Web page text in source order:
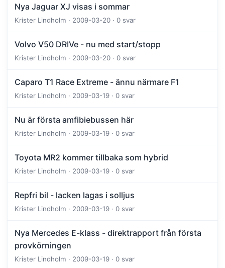
Nya Jaguar XJ visas i sommar
Krister Lindholm · 2009-03-20 · 0 svar
Volvo V50 DRIVe - nu med start/stopp
Krister Lindholm · 2009-03-20 · 0 svar
Caparo T1 Race Extreme - ännu närmare F1
Krister Lindholm · 2009-03-19 · 0 svar
Nu är första amfibiebussen här
Krister Lindholm · 2009-03-19 · 0 svar
Toyota MR2 kommer tillbaka som hybrid
Krister Lindholm · 2009-03-19 · 0 svar
Repfri bil - lacken lagas i solljus
Krister Lindholm · 2009-03-19 · 0 svar
Nya Mercedes E-klass - direktrapport från första
provkörningen
Krister Lindholm · 2009-03-19 · 0 svar